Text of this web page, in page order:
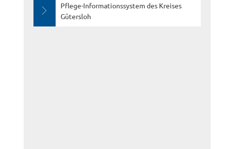
Pflege-Informationssystem des Kreises
Gütersloh